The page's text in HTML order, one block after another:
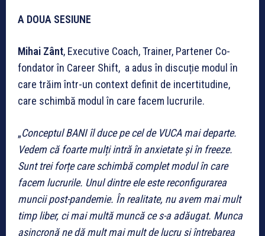
A DOUA SESIUNE
Mihai Zânt, Executive Coach, Trainer, Partener Co-
fondator în Career Shift, a adus în discuție modul în
care trăim într-un context definit de incertitudine,
care schimbă modul în care facem lucrurile.
„Conceptul BANI îl duce pe cel de VUCA mai departe.
Vedem că foarte mulți intră în anxietate și în freeze.
Sunt trei forțe care schimbă complet modul în care
facem lucrurile. Unul dintre ele este reconfigurarea
muncii post-pandemie. În realitate, nu avem mai mult
timp liber, ci mai multă muncă ce s-a adăugat. Munca
asincronă ne dă mult mai mult de lucru și întrebarea